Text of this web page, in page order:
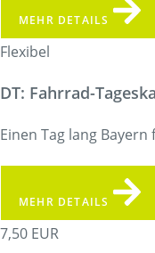
MEHR DETAILS
Flexibel
DT: Fahrrad-
Einen Tag lang
MEHR DETAILS
7,50 EUR